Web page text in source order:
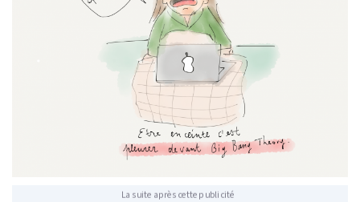
La suite après cette publicité